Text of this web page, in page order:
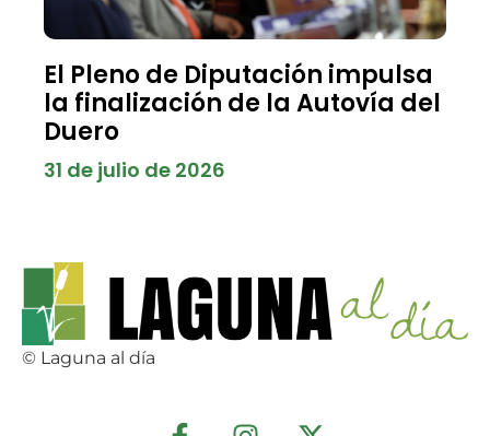
El Pleno de Diputación impulsa
la finalización de la Autovía del
Duero
31 de julio de 2026
© Laguna al día